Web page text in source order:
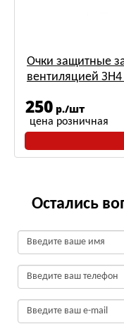
Очки защитные
вентиляцией
250 р./шт
цена розничная
Остались